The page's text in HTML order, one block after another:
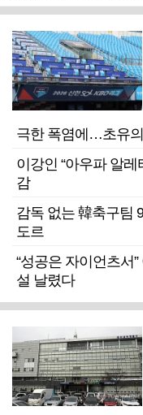
극한 폭염에…초유
이강인 “아우파 알
감
감독 없는 韓축구팀
도르
“성공은 자이언츠서
설 날렸다